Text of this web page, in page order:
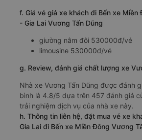
f. Giá vé giá xe khách đi Bến xe
- Gia Lai Vương Tấn Dũng
giường nằm đôi 530000đ/vé
limousine 530000đ/vé
g. Review, đánh giá chất lượng xe
Nhà xe Vương Tấn Dũng được đánh
bình là 4.8/5 dựa trên 457 đánh giá
trải nghiệm dịch vụ của nhà xe này.
h. Thông tin liên hệ, đặt mua vé xe
Gia Lai đi Bến xe Miền Đông Vương